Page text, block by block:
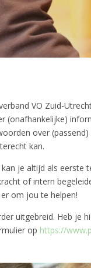
VO Zuid-
(onafhankelijke)
over
kan.
je altijd als eerste
of intern
om jou te helpen!
uitgebreid. Heb je
op https://